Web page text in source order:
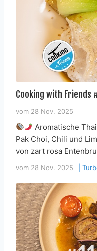
Cooking with Friends
vom 28 Nov. 2025
Aromatische
Pak Choi, Chili und
von zart rosa
vom 28 Nov. 2025